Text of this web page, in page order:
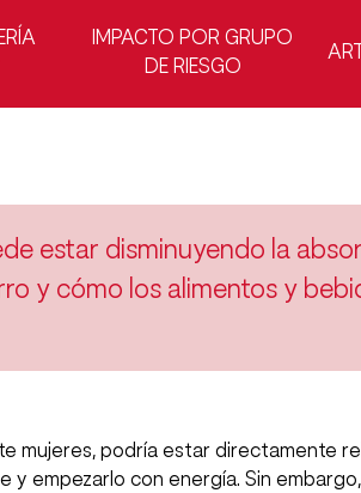
IMPACTO POR GRUPO
DE RIESGO
estar disminuyendo la
y cómo los alimentos y
mujeres, podría estar directamente
empezarlo con energía. Sin